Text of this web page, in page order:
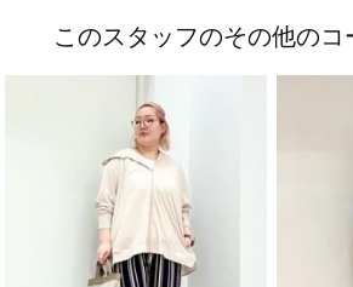
このスタッフのその他のコ